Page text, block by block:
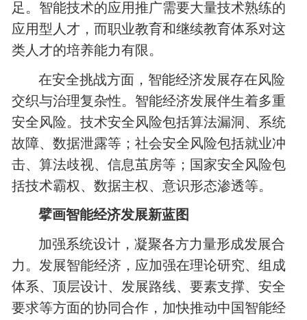
足。智能技术的应用推广需要大量技术熟练的
应用型人才，而职业教育和继续教育体系对这
类人才的培养能力有限。
在安全挑战方面，智能经济发展存在风险
交织与治理复杂性。智能经济发展伴生着多重
安全风险。技术安全风险包括算法漏洞、系统
故障、数据泄露等；社会安全风险包括就业冲
击、算法歧视、信息茧房等；国家安全风险包
括技术霸权、数据主权、意识形态渗透等。
擘画智能经济发展新蓝图
加强系统设计，凝聚各方力量形成发展合
力。发展智能经济，应加强在理论研究、组成
体系、顶层设计、发展路线、要素支撑、安全
要求等方面的协同合作，加快推动中国智能经